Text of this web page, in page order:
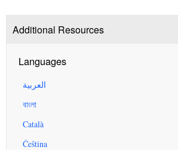
Additional Resources
Languages
العربية
বাংলা
Català
Čeština